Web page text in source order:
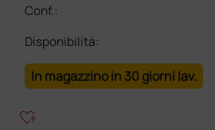
Conf.:
Disponibilità:
In magazzino in 30 giorni lav.
heart_plus